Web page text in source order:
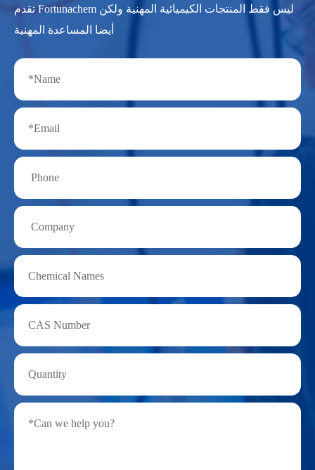
تقدم Fortunachem ليس فقط المنتجات الكيميائية المهنية ولكن
أيضا المساعدة المهنية